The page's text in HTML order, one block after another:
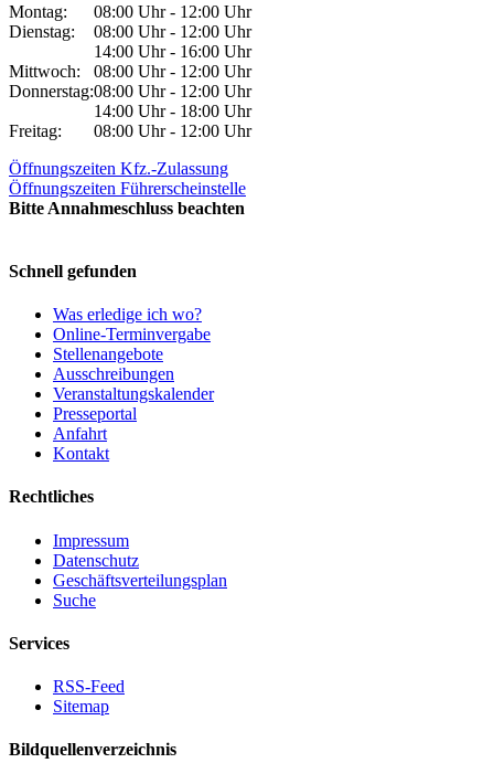
Montag:
08:00 Uhr - 12:00 Uhr
Dienstag:
08:00 Uhr - 12:00 Uhr
14:00 Uhr - 16:00 Uhr
Mittwoch:
08:00 Uhr - 12:00 Uhr
Donnerstag:08:00 Uhr - 12:00 Uhr
14:00 Uhr - 18:00 Uhr
Freitag:
08:00 Uhr - 12:00 Uhr
Öffnungszeiten Kfz.-Zulassung
Öffnungszeiten Führerscheinstelle
Bitte Annahmeschluss beachten
Schnell gefunden
Was erledige ich wo?
Online-Terminvergabe
Stellenangebote
Ausschreibungen
Veranstaltungskalender
Presseportal
Anfahrt
Kontakt
Rechtliches
Impressum
Datenschutz
Geschäftsverteilungsplan
Suche
Services
RSS-Feed
Sitemap
Bildquellenverzeichnis